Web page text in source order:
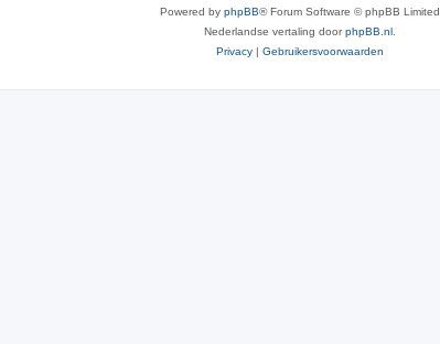
Powered by phpBB® Forum Software © phpBB Limited
Nederlandse vertaling doorphpBB.nl.
Privacy | Gebruikersvoorwaarden